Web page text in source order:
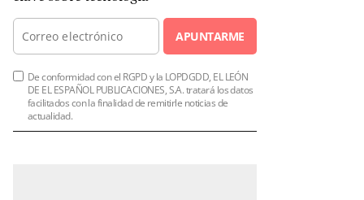
APUNTARME
De conformidad con el RGPD y la LOPDGDD, EL LEÓN
DE EL ESPAÑOL PUBLICACIONES, S.A. tratará los datos
facilitados con la finalidad de remitirle noticias de
actualidad.